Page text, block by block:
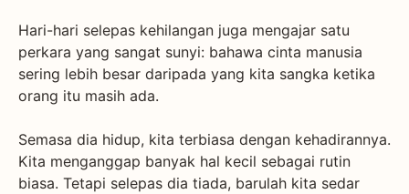
Hari-hari selepas kehilangan juga mengajar satu
perkara yang sangat sunyi: bahawa cinta manusia
sering lebih besar daripada yang kita sangka ketika
orang itu masih ada.
Semasa dia hidup, kita terbiasa dengan kehadirannya.
Kita menganggap banyak hal kecil sebagai rutin
biasa. Tetapi selepas dia tiada, barulah kita sedar